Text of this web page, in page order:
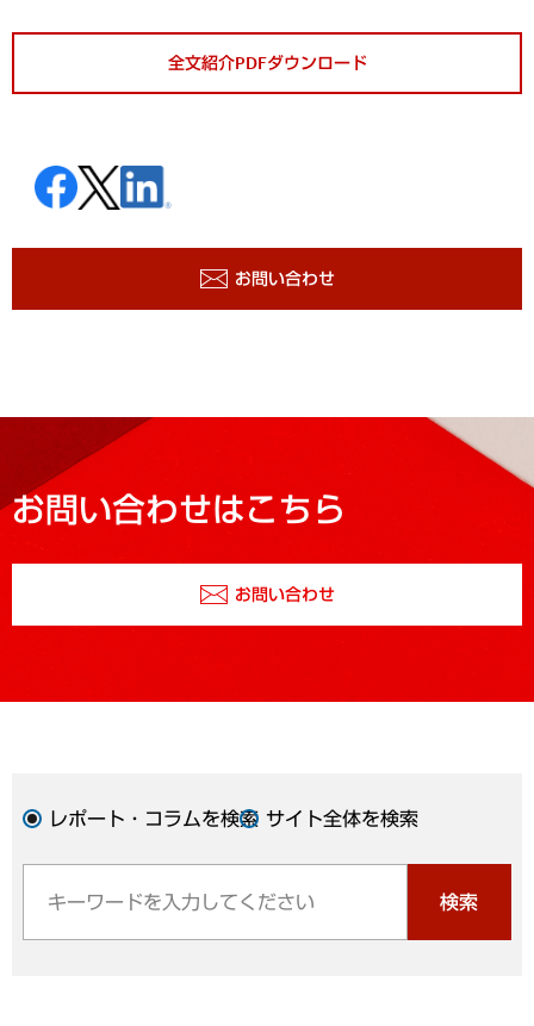
全文紹介PDFダウンロード
お問い合わせ
お問い合わせはこちら
お問い合わせ
レポート・コラムを検索 サイト全体を検索
検索